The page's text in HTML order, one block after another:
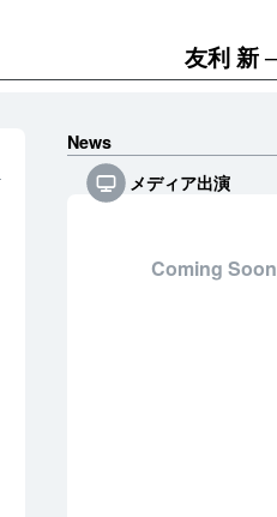
友利 新
News
メディア出演
Coming Soon